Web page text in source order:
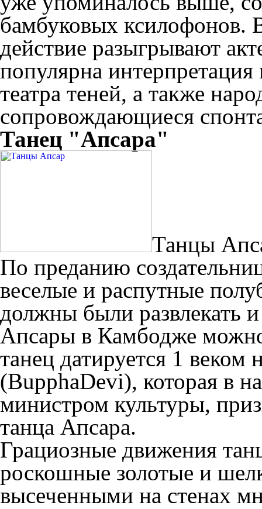
бамбуковых ксилофонов.
действие разыгрывают
популярна
театра теней, а также
сопровождающиеся
Танец "Апсара"
Танцы
По преданию
веселые и распутные
должны были развлекать
Апсары в Камбодже
танец датируется 1
(BupphaDevi), которая в
министром культуры,
танца Апсара.
Грациозные движения
роскошные золотые и
высеченными на стенах